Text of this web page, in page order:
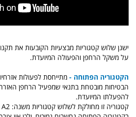
ישנן שלוש קטגוריות מבצעיות הקובעות את
על משקל הרחפן והפעולה המיועדת.
הקטגוריה הפתוחה - מתייחסת לפעולות
הבטיחות מובטחת בתנאי שמפעיל הרחפן
להפעלתו המיועדת.